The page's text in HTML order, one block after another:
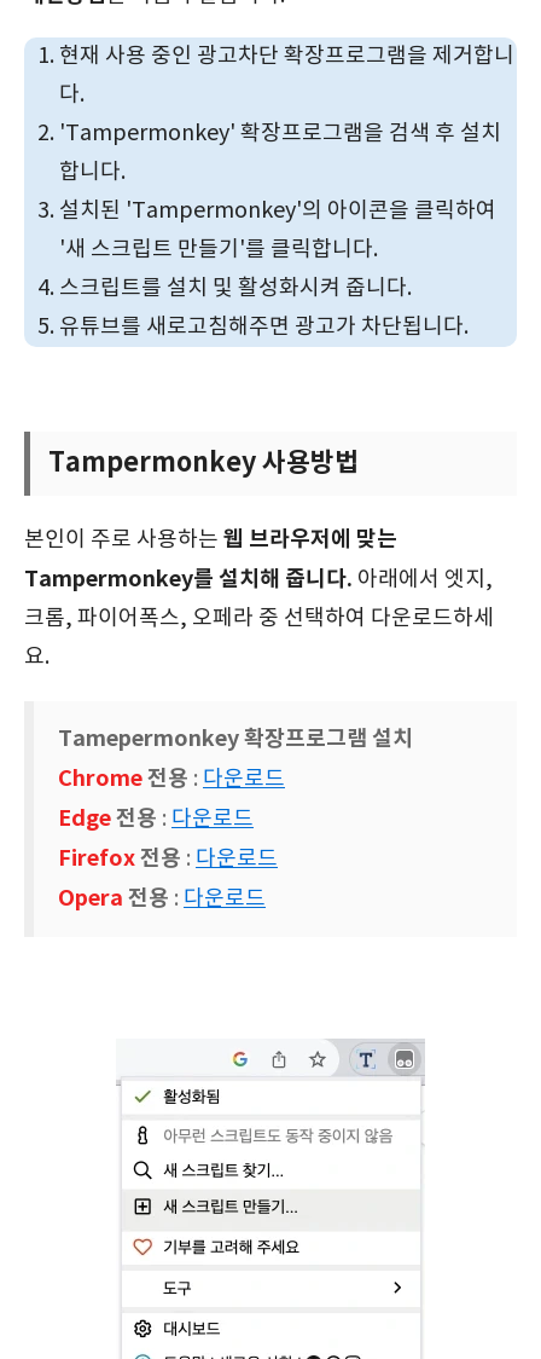
현재 사용 중인 광고차단 확장프로그램을 제거합니
다.
'Tampermonkey' 확장프로그램을 검색 후 설치
합니다.
설치된 'Tampermonkey'의 아이콘을 클릭하여
'새 스크립트 만들기'를 클릭합니다.
스크립트를 설치 및 활성화시켜 줍니다.
유튜브를 새로고침해주면 광고가 차단됩니다.
Tampermonkey 사용방법
본인이 주로 사용하는 웹 브라우저에 맞는
Tampermonkey를 설치해 줍니다. 아래에서 엣지,
크롬, 파이어폭스, 오페라 중 선택하여 다운로드하세
요.
Tamepermonkey 확장프로그램 설치
Chrome전용 : 다운로드
Edge전용 : 다운로드
Firefox전용 : 다운로드
Opera 전용 : 다운로드